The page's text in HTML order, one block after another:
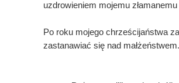
uzdrowieniem mojemu
Po roku mojego chrześcijaństwa
zastanawiać się nad małżeństwem.